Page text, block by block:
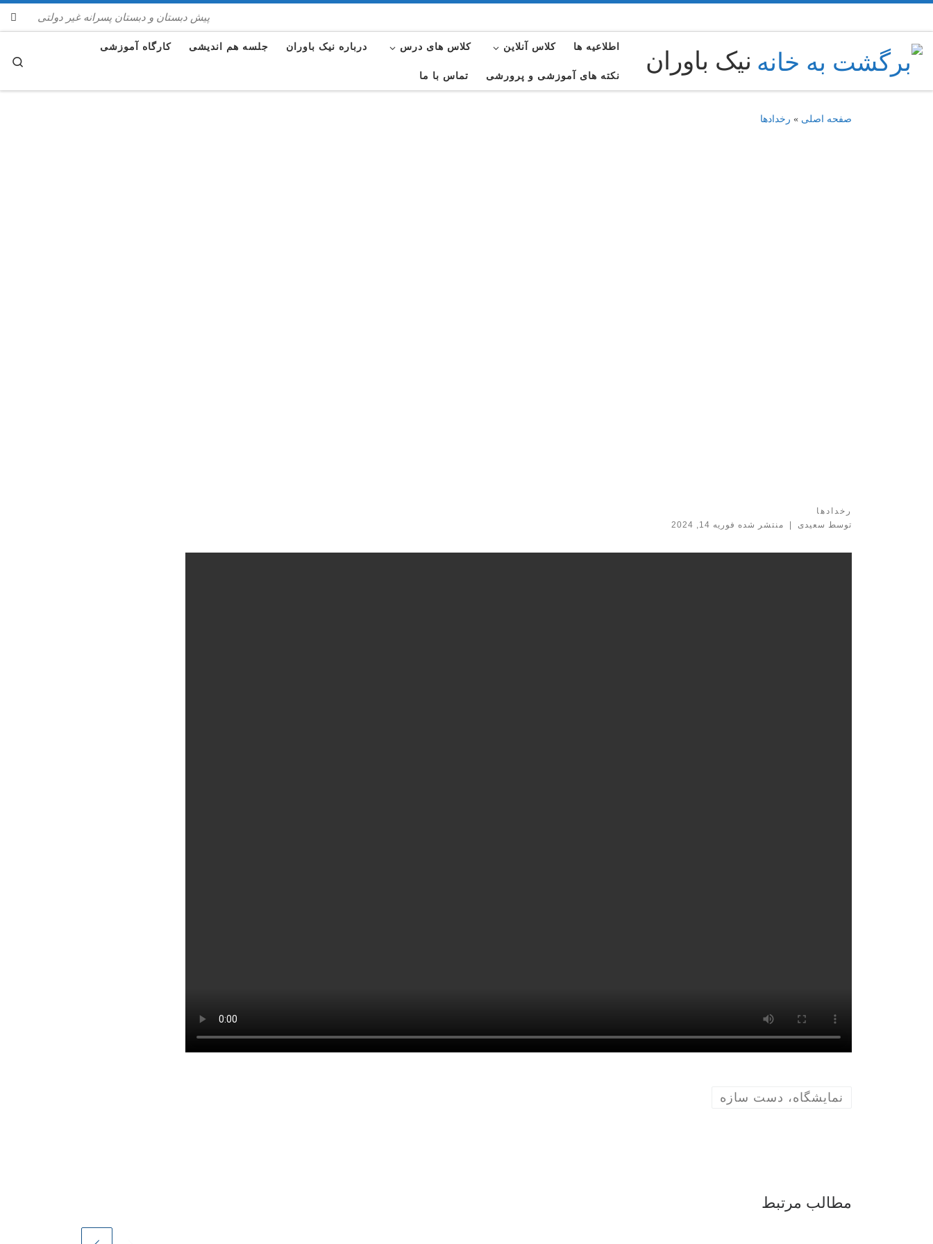
پرش به محتوا
پیش دبستان و دبستان پسرانه غیر دولتی
نیک باوران
اطلاعیه ها کلاس آنلاین کلاس های درس درباره نیک باوران جلسه هم اندیشی کارگاه آموزشی
نکته های آموزشی و پرورشی تماس با ما
» رخدادها
رخدادها
توسط
سعیدی | فوریه 14, 2024
نمایشگاه، دست سازه
مطالب مرتبط